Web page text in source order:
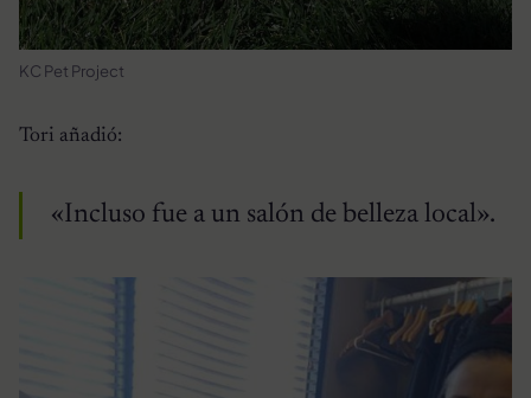
KC Pet Project
Tori añadió:
«Incluso fue a un salón de belleza local».